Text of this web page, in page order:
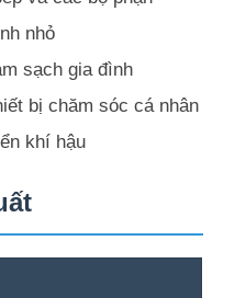
nhỏ
sạch gia đình
bị chăm sóc cá nhân
khí hậu